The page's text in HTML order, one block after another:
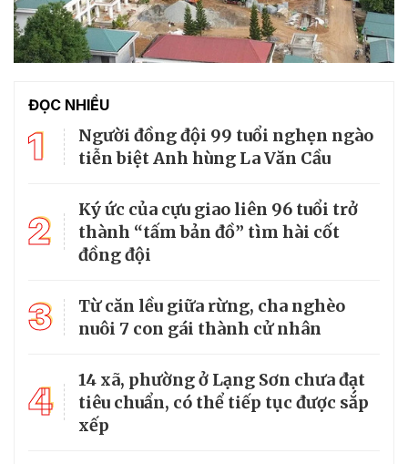
ĐỌC NHIỀU
1
Người đồng đội 99 tuổi nghẹn ngào
tiễn biệt Anh hùng La Văn Cầu
2
Ký ức của cựu giao liên 96 tuổi trở
thành “tấm bản đồ” tìm hài cốt
đồng đội
3
Từ căn lều giữa rừng, cha nghèo
nuôi 7 con gái thành cử nhân
4
14 xã, phường ở Lạng Sơn chưa đạt
tiêu chuẩn, có thể tiếp tục được sắp
xếp